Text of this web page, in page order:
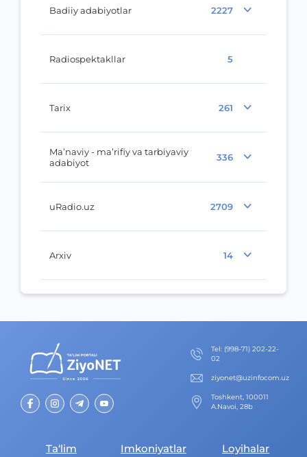
Badiiy adabiyotlar 2227
Radiospektakllar 5
Tarix 261
Ma’naviy - ma’rifiy va tarbiyaviy
adabiyot
336
uRadio.uz 2709
Arxiv 14
Теl: (998-71) 202-22-
02
ziyonet@uzinfocom.uz
Toshkent, 100011
A.Navoi, 28b
Ta‘lim Imkoniyatlar Loyihalar